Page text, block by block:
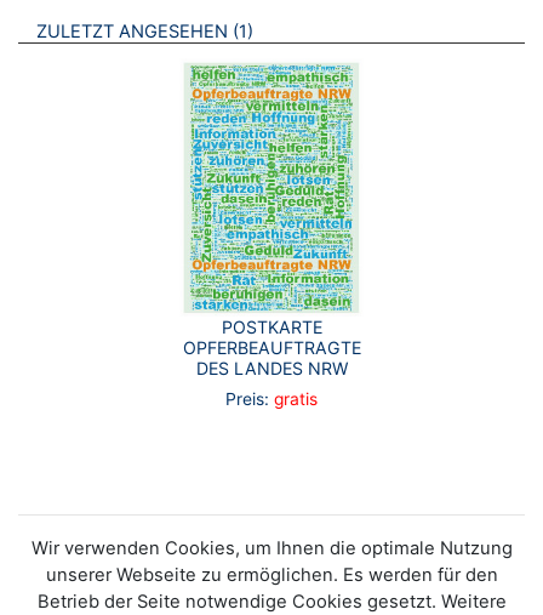
ZULETZT ANGESEHEN 1 BROSCHÜREN
POSTKARTE
OPFERBEAUFTRAGTE
DES LANDES NRW
Preis: gratis
Wir verwenden Cookies, um Ihnen die optimale Nutzung
unserer Webseite zu ermöglichen. Es werden für den
Betrieb der Seite notwendige Cookies gesetzt. Weitere